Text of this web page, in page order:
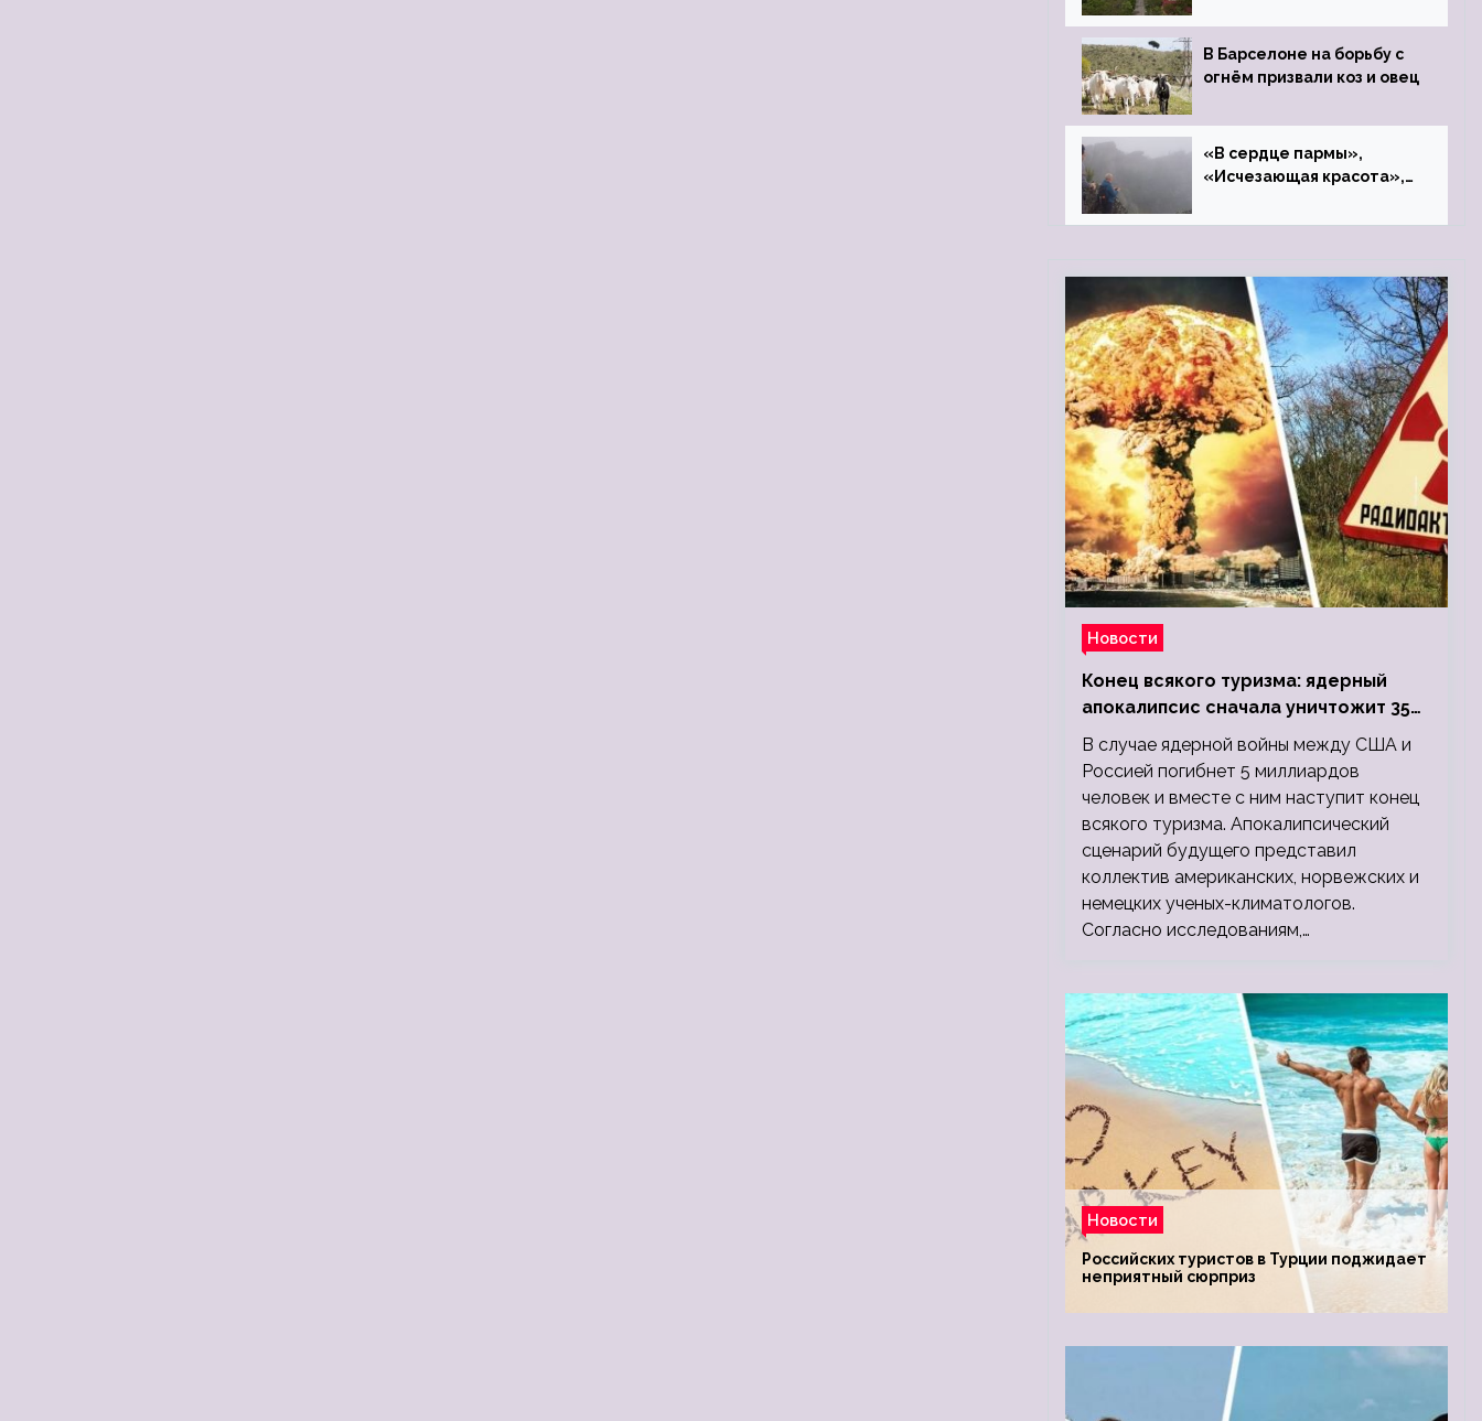
завода
В Барселоне на борьбу с
огнём призвали коз и овец
«В сердце пармы»,
«Исчезающая красота»,
Новости
Конец всякого туризма: ядерный
апокалипсис сначала уничтожит 350
миллионов, а потом 5 миллиардов
людей
В случае ядерной войны между США и
Россией погибнет 5 миллиардов
человек и вместе с ним наступит конец
всякого туризма. Апокалипсический
сценарий будущего представил
коллектив американских, норвежских и
немецких ученых-климатологов.
Согласно исследованиям,…
Новости
Российских туристов в Турции поджидает
неприятный сюрприз